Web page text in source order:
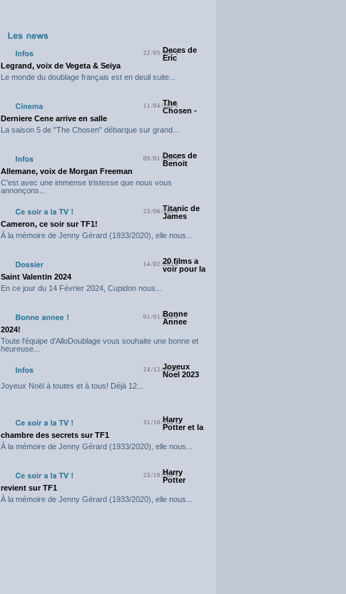
22/05/2025Deces de
Eric
Legrand, voix de Vegeta & Seiya
Le monde du doublage français est en deuil suite...
11/04/2025
The
Chosen -
Derniere Cene arrive en salle
La saison 5 de "The Chosen" débarque sur grand...
09/01/2025Deces de
Benoit
Allemane, voix de Morgan Freeman
C'est avec une immense tristesse que nous vous
annonçons...
23/06/2024Titanic de
James
Cameron, ce soir sur TF1!
À la mémoire de Jenny Gérard (1933/2020), elle nous...
14/02/202420 films a
voir pour la
Saint Valentin 2024
En ce jour du 14 Février 2024, Cupidon nous...
01/01/2024
Bonne
Annee
2024!
Toute l'équipe d'AlloDoublage vous souhaite une bonne et
heureuse...
24/12/2023
Joyeux
Noel 2023
Joyeux Noël à toutes et à tous! Déjà 12...
31/10/2023
Harry
Potter et la
chambre des secrets sur TF1
À la mémoire de Jenny Gérard (1933/2020), elle nous...
23/10/2023
Harry
Potter
revient sur TF1
À la mémoire de Jenny Gérard (1933/2020), elle nous...